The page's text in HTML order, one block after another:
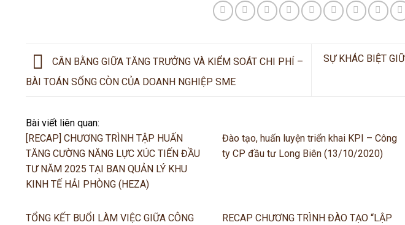
CÂN BẰNG GIỮA TĂNG TRƯỞNG VÀ KIỂM SOÁT CHI PHÍ –
BÀI TOÁN SỐNG CÒN CỦA DOANH NGHIỆP SME
SỰ KHÁC BIỆT
Bài viết liên quan:
[RECAP] CHƯƠNG TRÌNH TẬP HUẤN
TĂNG CƯỜNG NĂNG LỰC XÚC TIẾN ĐẦU
TƯ NĂM 2025 TẠI BAN QUẢN LÝ KHU
KINH TẾ HẢI PHÒNG (HEZA)
Đào tạo, huấn luyện triển khai KPI – Công
ty CP đầu tư Long Biên (13/10/2020)
TỔNG KẾT BUỔI LÀM VIỆC GIỮA CÔNG
RECAP CHƯƠNG TRÌNH ĐÀO TẠO “LẬP